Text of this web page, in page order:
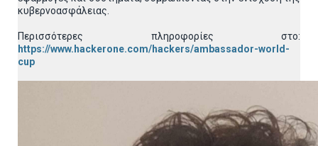
κυβερνοασφάλειας.
Περισσότερες πληροφορίες στο:
https://www.hackerone.com/hackers/ambassador-world-
cup